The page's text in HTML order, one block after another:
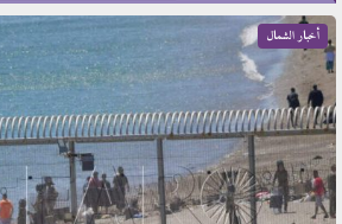
أخبار الشمال